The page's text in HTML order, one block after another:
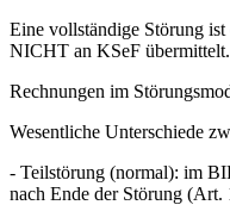
Eine vollständige Störung
NICHT an KSeF
Rechnungen im
Wesentliche Unterschiede
- Teilstörung (normal): im
nach Ende der Störung (Art.